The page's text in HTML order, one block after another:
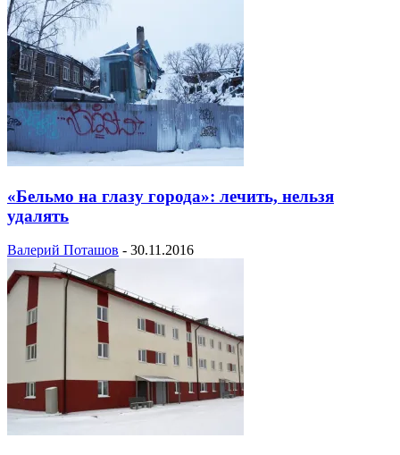
«Бельмо на глазу города»: лечить, нельзя
удалять
Валерий Поташов - 30.11.2016